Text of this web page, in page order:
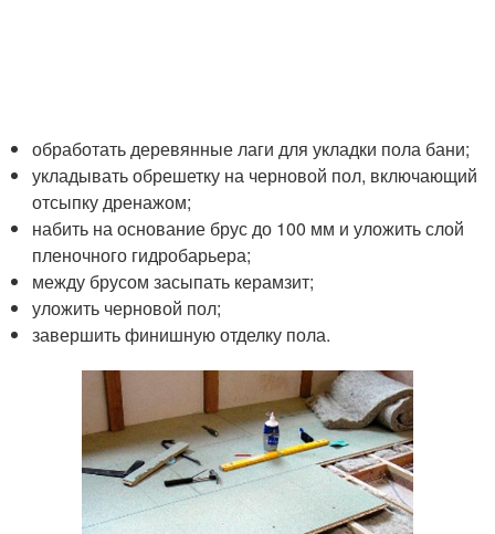
обработать деревянные лаги для укладки пола бани;
укладывать обрешетку на черновой пол, включающий
отсыпку дренажом;
набить на основание брус до 100 мм и уложить слой
пленочного гидробарьера;
между брусом засыпать керамзит;
уложить черновой пол;
завершить финишную отделку пола.